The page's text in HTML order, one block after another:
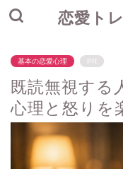
恋愛ト
基本の恋愛心理 PR
既読無視する
心理と怒りを